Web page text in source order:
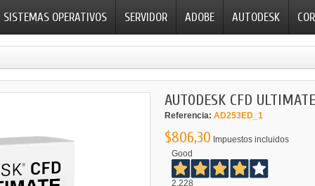
SISTEMAS OPERATIVOS SERVIDOR ADOBE AUTODESK
AUTODESK CFD ULTIMATE
Referencia: AD253ED_1
$806,30 Impuestos incluidos
Good
2.228